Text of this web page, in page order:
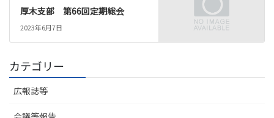
厚木支部 第66回定期総会
2023年6月7日
カテゴリー
広報誌等